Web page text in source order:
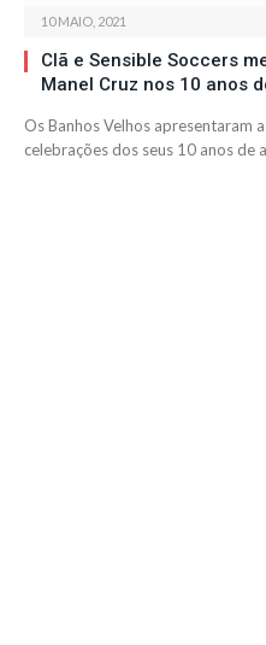
10 MAIO, 2021
Clã e Sensible Soccers
Manel Cruz nos 10 anos
Os Banhos Velhos apresentaram
celebrações dos seus 10 anos de